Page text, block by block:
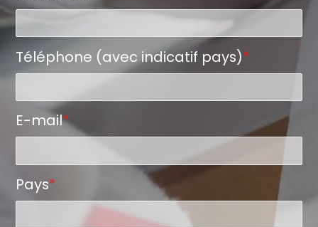
Téléphone (avec indicatif pays)*
E-mail*
Pays*